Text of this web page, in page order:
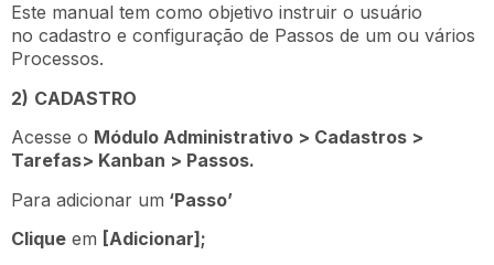
Este manual tem como objetivo instruir o usuário
no cadastro e configuração de Passos de um ou vários
Processos.
2) CADASTRO
Acesse o Módulo Administrativo > Cadastros >
Tarefas> Kanban > Passos.
Para adicionar um ‘Passo’
Clique em [Adicionar];